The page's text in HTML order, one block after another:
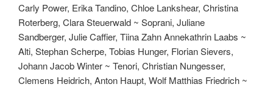
Carly Power, Erika Tandino, Chloe Lankshear, Christina
Roterberg, Clara Steuerwald ~ Soprani, Juliane
Sandberger, Julie Caffier, Tiina Zahn Annekathrin Laabs ~
Alti, Stephan Scherpe, Tobias Hunger, Florian Sievers,
Johann Jacob Winter ~ Tenori, Christian Nungesser,
Clemens Heidrich, Anton Haupt, Wolf Matthias Friedrich ~